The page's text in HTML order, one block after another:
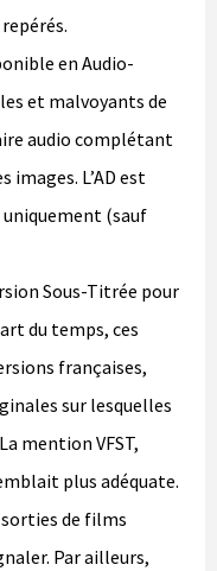
en Audio-
et malvoyants de
audio complétant
images. L’AD est
uniquement (sauf
Sous-Titrée pour
du temps, ces
françaises,
sur lesquelles
mention VFST,
plus adéquate.
sorties de films
Par ailleurs,